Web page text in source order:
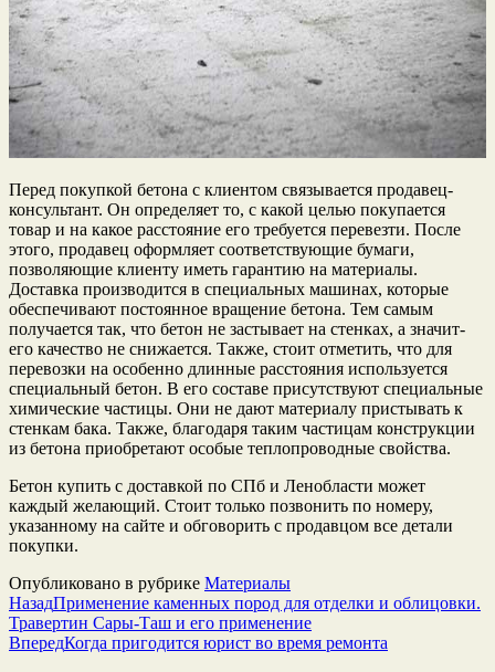
Перед покупкой бетона с клиентом связывается продавец-
консультант. Он определяет то, с какой целью покупается
товар и на какое расстояние его требуется перевезти. После
этого, продавец оформляет соответствующие бумаги,
позволяющие клиенту иметь гарантию на материалы.
Доставка производится в специальных машинах, которые
обеспечивают постоянное вращение бетона. Тем самым
получается так, что бетон не застывает на стенках, а значит-
его качество не снижается. Также, стоит отметить, что для
перевозки на особенно длинные расстояния используется
специальный бетон. В его составе присутствуют специальные
химические частицы. Они не дают материалу пристывать к
стенкам бака. Также, благодаря таким частицам конструкции
из бетона приобретают особые теплопроводные свойства.
Бетон купить с доставкой по СПб и Ленобласти может
каждый желающий. Стоит только позвонить по номеру,
указанному на сайте и обговорить с продавцом все детали
покупки.
Опубликовано в рубрике Материалы
НазадПрименение каменных пород для отделки и облицовки.
Травертин Сары-Таш и его применение
ВпередКогда пригодится юрист во время ремонта